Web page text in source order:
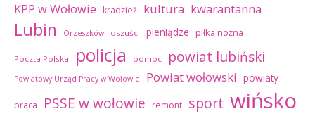
KPP w Wołowie kradzież kultura kwarantanna
Lubin Orzeszków oszuści pieniądze piłka nożna
Poczta Polska policja pomoc powiat lubiński
Powiatowy Urząd Pracy w Wołowie Powiat wołowski powiaty
praca PSSE w wołowie remont sport wińsko